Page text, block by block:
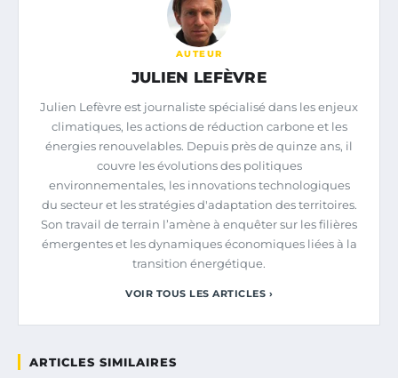
AUTEUR
JULIEN LEFÈVRE
Julien Lefèvre est journaliste spécialisé dans les enjeux
climatiques, les actions de réduction carbone et les
énergies renouvelables. Depuis près de quinze ans, il
couvre les évolutions des politiques
environnementales, les innovations technologiques
du secteur et les stratégies d'adaptation des territoires.
Son travail de terrain l’amène à enquêter sur les filières
émergentes et les dynamiques économiques liées à la
transition énergétique.
VOIR TOUS LES ARTICLES ›
ARTICLES SIMILAIRES